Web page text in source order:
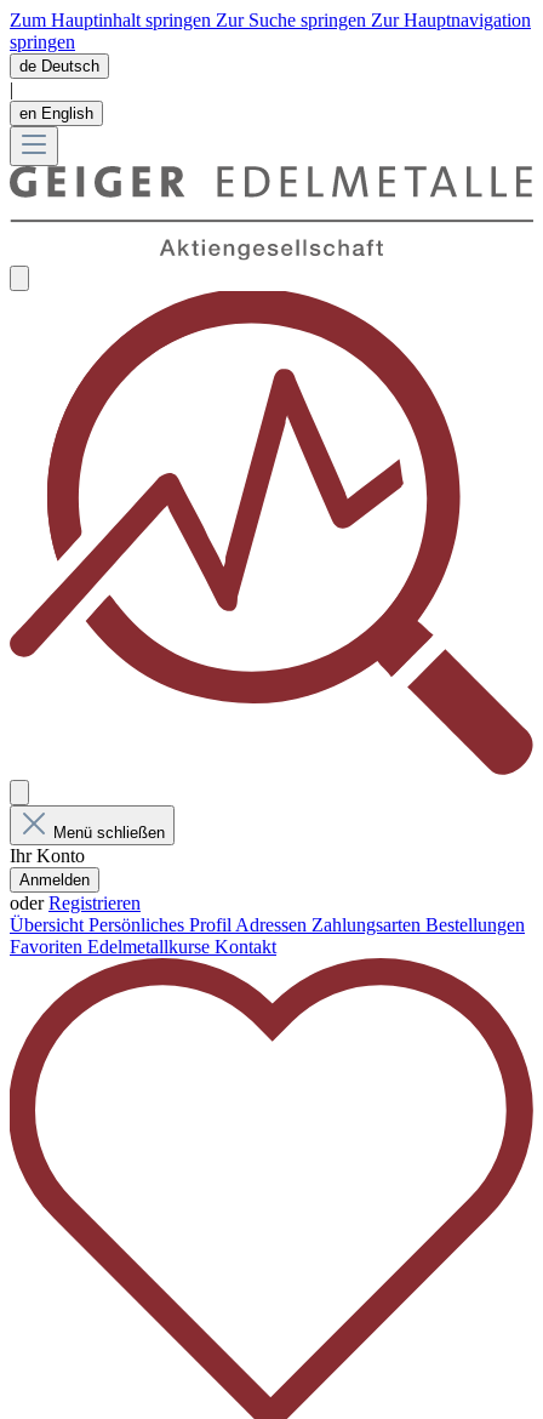
Zum Hauptinhalt springen Zur Suche springen Zur Hauptnavigation
springen
de Deutsch
|
en English
Menü schließen
Ihr Konto
Anmelden
oderRegistrieren
ÜbersichtPersönliches ProfilAdressen Zahlungsarten Bestellungen
Favoriten Edelmetallkurse Kontakt